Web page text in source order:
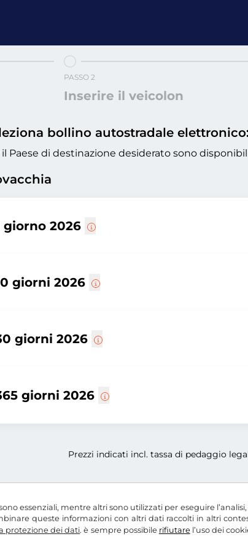
essenziali, mentre altri sono utilizzati per eseguire
queste informazioni con altri dati raccolti in altri
protezione dei dati. è sempre possibile rifiutarel’uso dei
PASSO 2
Inserire il veicolon
bollino autostradale elettronico:
il Paese di destinazione desiderato sono
giorno 2026
giorni 2026
giorni 2026
giorni 2026
Prezzi indicati incl. tassa di pedaggio